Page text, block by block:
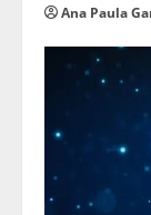
Ana Paula